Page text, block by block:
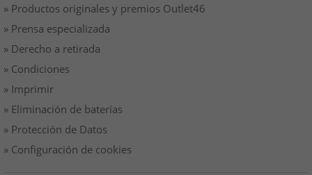
» Productos originales y premios Outlet46
» Prensa especializada
» Derecho a retirada
» Condiciones
» Imprimir
» Eliminación de baterías
» Protección de Datos
» Configuración de cookies